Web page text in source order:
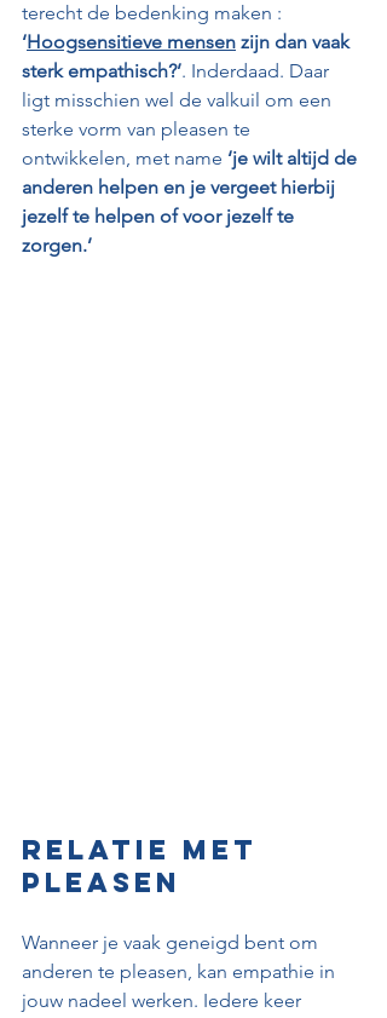
terecht de bedenking maken :
‘Hoogsensitieve mensen zijn dan vaak
sterk empathisch?’. Inderdaad. Daar
ligt misschien wel de valkuil om een
sterke vorm van pleasen te
ontwikkelen, met name ‘je wilt altijd de
anderen helpen en je vergeet hierbij
jezelf te helpen of voor jezelf te
zorgen.’
Relatie met
pleasen
Wanneer je vaak geneigd bent om
anderen te pleasen, kan empathie in
jouw nadeel werken. Iedere keer